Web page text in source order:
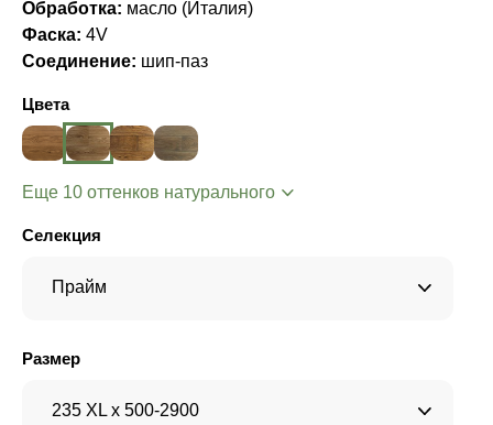
Обработка: масло (Италия)
Фаска: 4V
Соединение: шип-паз
Цвета
Еще 10 оттенков натурального
Селекция
Прайм
Размер
235 XL x 500-2900